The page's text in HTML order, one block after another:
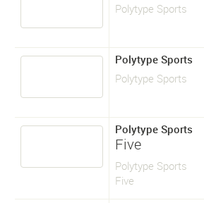
Polytype Sports
Polytype Sports
Polytype Sports
Polytype Sports
Five
Polytype Sports
Five